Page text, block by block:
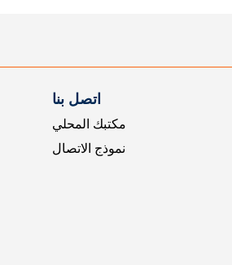
اتصل بنا
مكتبك المحلي
نموذج الاتصال